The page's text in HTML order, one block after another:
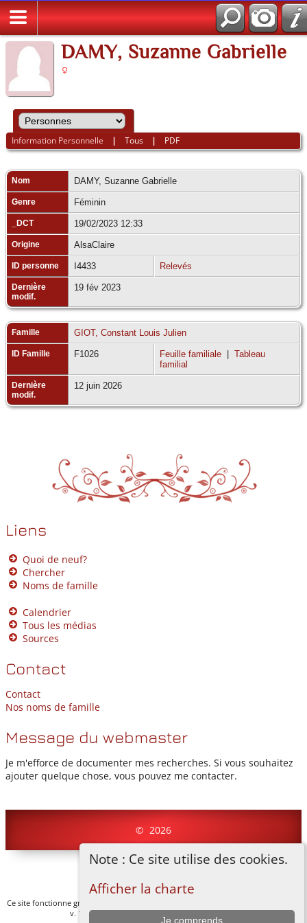
Note : Ce site utilise des cookies.
Afficher la charte
Je comprends
DAMY, Suzanne Gabrielle
Information Personnelle |Tous | PDF
Nom DAMY, Suzanne Gabrielle
Genre Féminin
_DCT 19/02/2023 12:33
Origine AlsaClaire
ID personne I4433 Relevés
Dernière
modif.
19 fév 2023
Famille GIOT, Constant Louis Julien
ID Famille F1026 Feuille familiale
Tableau
familial
Dernière
modif.
12 juin 2026
Liens
Quoi de neuf?
Chercher
Noms de famille
Calendrier
Tous les médias
Sources
Contact
Contact
Nos noms de famille
Message du webmaster
Je m'efforce de documenter mes recherches. Si vous souhaitez
ajouter quelque chose, vous pouvez me contacter.
© 2026
Basculer vers site normal
Ce site fonctionne grace au logiciel
v. 14.0.1, écrit par Darrin Lythgoe © 2001-2026.